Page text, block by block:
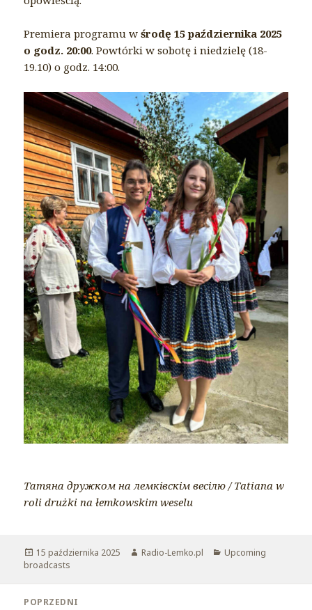
Premiera programu wśrodę 15 października 2025
o godz. 20:00. Powtórki w sobotę i niedzielę (18-
19.10) o godz. 14:00.
Татяна дружком на лемківскім весілю / Tatiana w
roli drużki na łemkowskim weselu
Opublikowano
15 października 2025 Autor
Radio-Lemko.pl Kategorie
Upcoming
broadcasts
POPRZEDNI